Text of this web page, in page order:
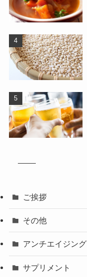
ご挨拶
その他
アンチエイジング
サプリメント